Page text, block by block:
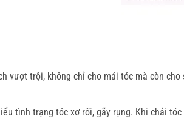
vượt trội, không chỉ cho mái tóc mà còn
tình trạng tóc xơ rối, gãy rụng. Khi chải